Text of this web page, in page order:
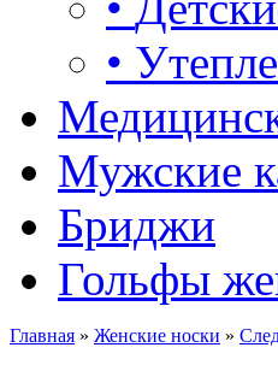
•
Мужские
Бриджи
Гольфы
Главная » Женские носки »